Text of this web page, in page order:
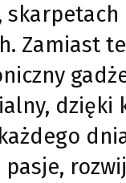
skarpetach
Zamiast
dzięki
pasje,